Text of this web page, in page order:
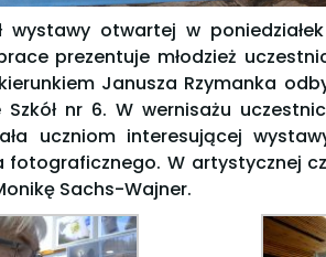
wystawy otwartej w
prezentuje młodzież
Janusza Rzymanka
nr 6. W wernisażu
uczniom interesującej
W artystycznej
Sachs-Wajner.